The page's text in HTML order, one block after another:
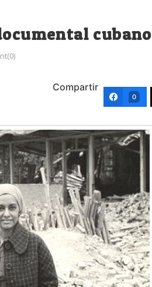
cubano
Compartir
0